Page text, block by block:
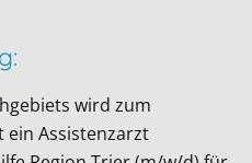
wird zum
ein Assistenzarzt